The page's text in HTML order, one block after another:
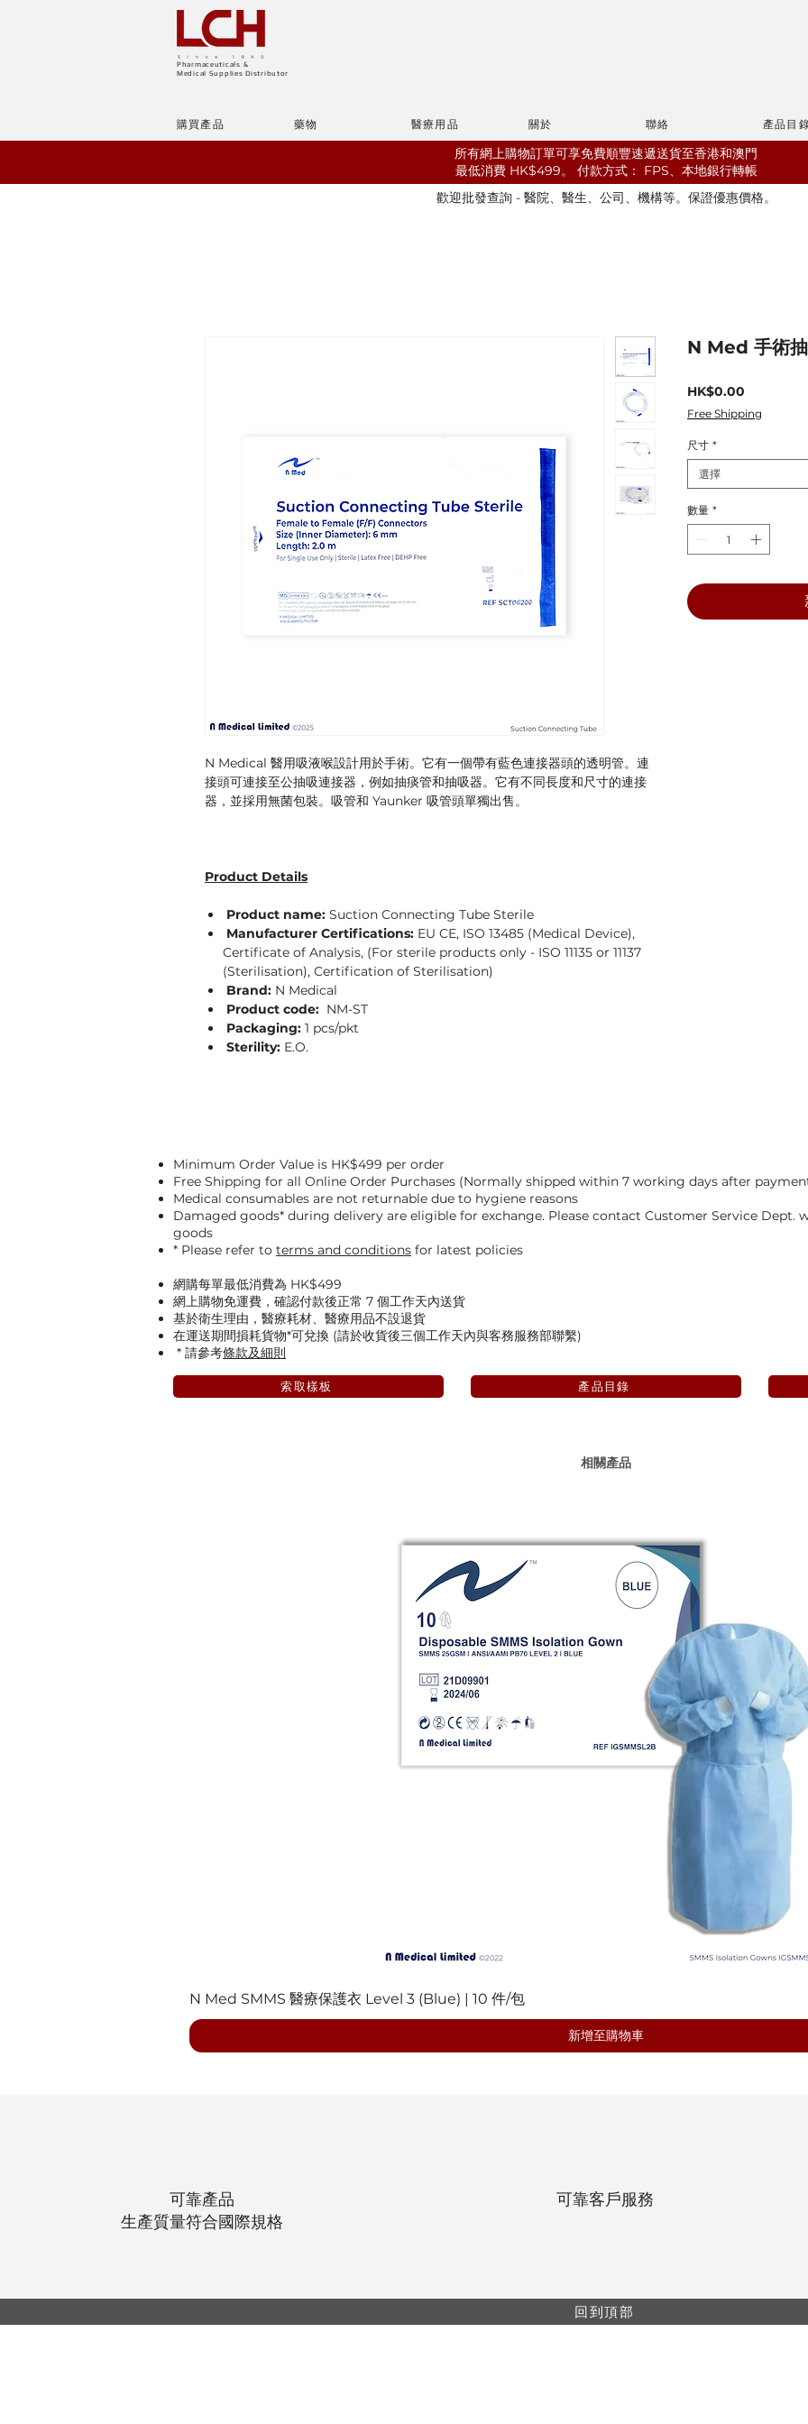
Pharmaceuticals &
Medical Supplies Distributor
購買產品 藥物 醫療用品 關於 聯絡 產品目
所有網上購物訂單可享免費順豐速遞送貨至香港和澳門
最低消費 HK$499。 ​付款方式： FPS、本地銀行轉帳
歡迎批發查詢 - 醫院、醫生、公司、機構等。保證優惠價格。
N Medical 醫用吸液喉設計用於手術。它有一個帶有藍色連接器頭的透明管。連
接頭可連接至公抽吸連接器，例如抽痰管和抽吸器。它有不同長度和尺寸的連接
器，並採用無菌包裝。吸管和 Yaunker 吸管頭單獨出售。
Product Details
Product name: Suction Connecting Tube Sterile
Manufacturer Certifications: EU CE, ISO 13485 (Medical Device),
Certificate of Analysis, (For sterile products only - ISO 11135 or 11137
(Sterilisation), Certification of Sterilisation)
Brand: N Medical
Product code: NM-ST
Packaging: 1 pcs/pkt
Sterility: E.O.
N Med 手術
HK$0.00
格
Free Shipping
尺寸 *
選擇
數量 *
Minimum Order Value is HK$499 per order
Free Shipping for all Online Order Purchases (Normally shipped within 7 working days after
Medical consumables are not returnable due to hygiene reasons
Damaged goods* during delivery are eligible for exchange. Please contact Customer Service Dept.
goods
* Please refer to terms and conditions for latest policies
網購每單最低消費為 HK$499
網上購物免運費，確認付款後正常 7 個工作天內送貨
基於衛生理由，醫療耗材、醫療用品不設退貨
在運送期間損耗貨物*可兌換 (請於收貨後三個工作天內與客務服務部聯繫)
* 請參考條款及細則
索取樣板 產品目錄
相關產品
N Med SMMS 醫療保護衣 Level 3 (Blue) | 10 件/包
新增至購物車
可靠產品
生產質量符合國際規格
可靠客戶服務
回到頂部